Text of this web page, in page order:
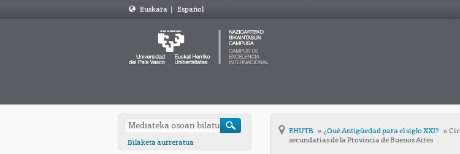
Euskara | Español
Bilaketa aurreratua
EHUTB ¿Qué Antigüedad para el siglo XXI?
secundarias de la Provincia de Buenos Aires